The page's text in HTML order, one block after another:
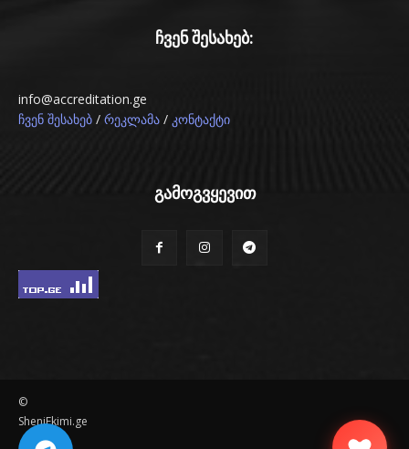
ჩვენ შესახებ:
info@accreditation.ge
ჩვენ შესახებ / რეკლამა / კონტაქტი
გამოგვყევით
©
SheniEkimi.ge